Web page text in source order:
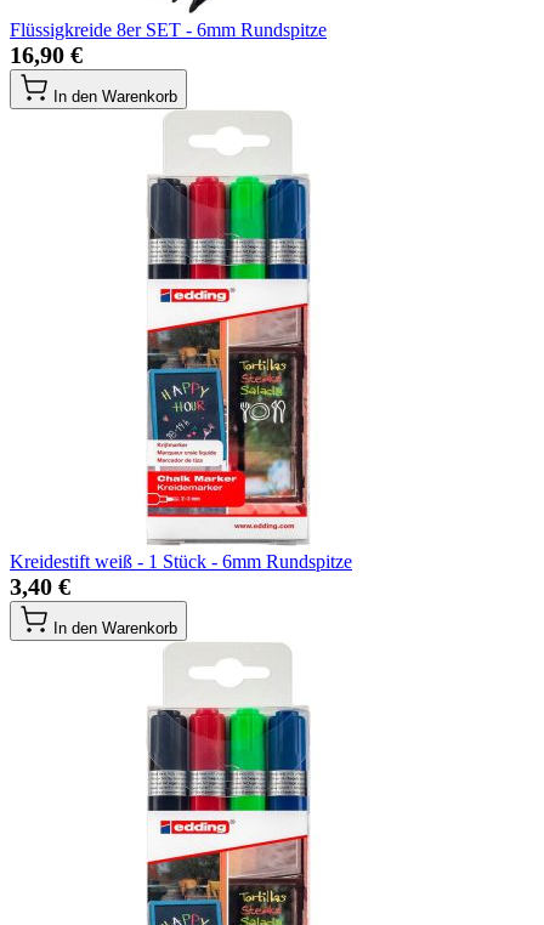
Flüssigkreide 8er SET - 6mm Rundspitze
16,90 €
In den Warenkorb
Kreidestift weiß - 1 Stück - 6mm Rundspitze
3,40 €
In den Warenkorb